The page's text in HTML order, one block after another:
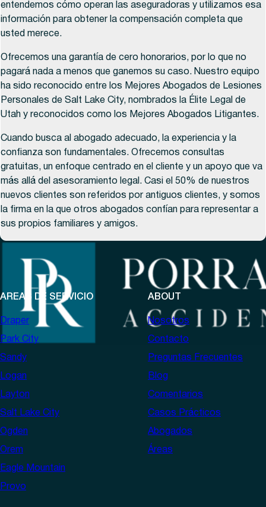
entendemos cómo operan las aseguradoras y utilizamos esa
información para obtener la compensación completa que
usted merece.
Ofrecemos una garantía de cero honorarios, por lo que no
pagará nada a menos que ganemos su caso. Nuestro equipo
ha sido reconocido entre los Mejores Abogados de Lesiones
Personales de Salt Lake City, nombrados la Élite Legal de
Utah y reconocidos como los Mejores Abogados Litigantes.
Cuando busca al abogado adecuado, la experiencia y la
confianza son fundamentales. Ofrecemos consultas
gratuitas, un enfoque centrado en el cliente y un apoyo que va
más allá del asesoramiento legal. Casi el 50% de nuestros
nuevos clientes son referidos por antiguos clientes, y somos
la firma en la que otros abogados confían para representar a
sus propios familiares y amigos.
AREAS DE SERVICIO
Draper
Park City
Sandy
Logan
Layton
Salt Lake City
Ogden
Orem
Eagle Mountain
Provo
ABOUT
Nosotros
Contacto
Preguntas Frecuentes
Blog
Comentarios
Casos Prácticos
Abogados
Áreas